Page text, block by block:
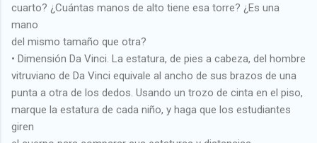
cuarto? ¿Cuántas manos de alto tiene esa torre? ¿Es una
mano
del mismo tamaño que otra?
• Dimensión Da Vinci. La estatura, de pies a cabeza, del hombre
vitruviano de Da Vinci equivale al ancho de sus brazos de una
punta a otra de los dedos. Usando un trozo de cinta en el piso,
marque la estatura de cada niño, y haga que los estudiantes
giren